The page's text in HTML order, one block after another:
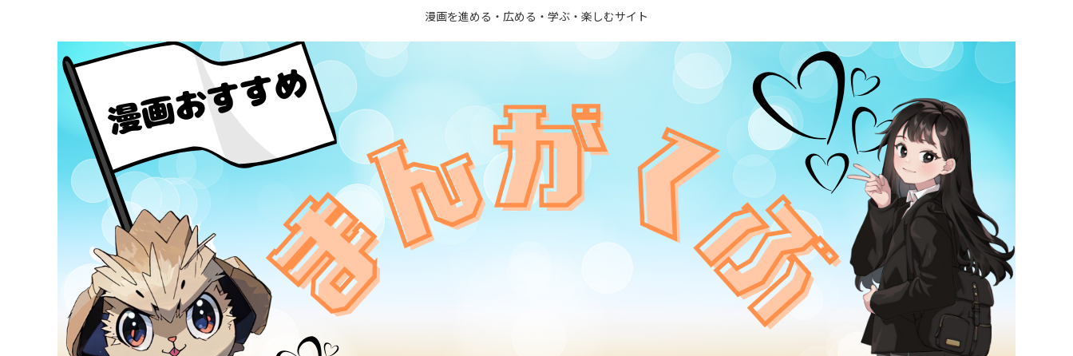
漫画を進める・広める・学ぶ・楽しむサイト